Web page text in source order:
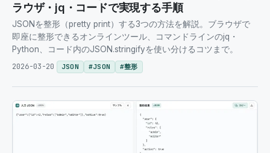
ラウザ・jq・コードで実現する手順
JSONを整形（pretty print）する3つの方法を解説。ブラウザで
即座に整形できるオンラインツール、コマンドラインのjq・
Python、コード内のJSON.stringifyを使い分けるコツまで。
2026-03-20
JSON #JSON #整形